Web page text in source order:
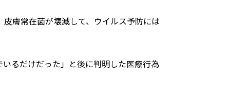
膚常在菌が壊滅して、ウイルス予防には
るだけだった」と後に判明した医療行為